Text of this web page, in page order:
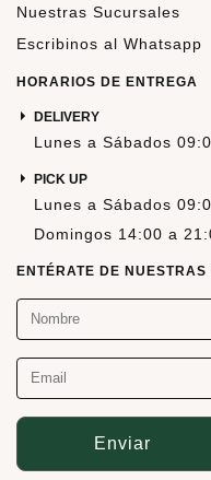
Nuestras Sucursales
Escribinos al Whatsapp
HORARIOS DE ENTREGA
DELIVERY
Lunes a Sábados
PICK UP
Lunes a Sábados
Domingos 14:00 a
ENTÉRATE DE NUESTRAS
Enviar